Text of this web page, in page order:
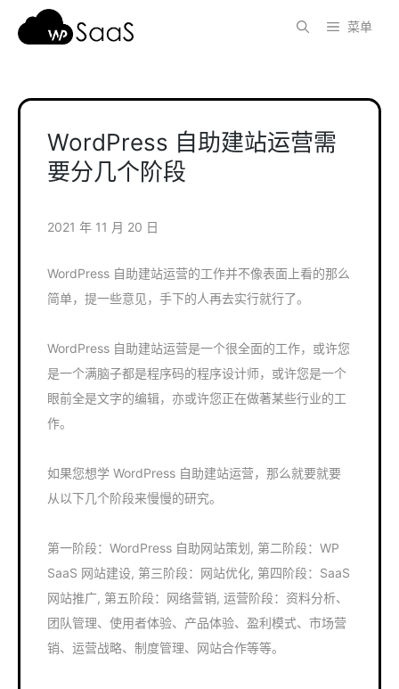
菜单
WordPress 自助建站运营需
要分几个阶段
2021 年 11 月 20 日
WordPress 自助建站运营的工作并不像表面上看的那么
简单，提一些意见，手下的人再去实行就行了。
WordPress 自助建站运营是一个很全面的工作，或许您
是一个满脑子都是程序码的程序设计师，或许您是一个
眼前全是文字的编辑，亦或许您正在做著某些行业的工
作。
如果您想学 WordPress 自助建站运营，那么就要就要
从以下几个阶段来慢慢的研究。
第一阶段：WordPress 自助网站策划, 第二阶段：WP
SaaS 网站建设, 第三阶段：网站优化, 第四阶段：SaaS
网站推广, 第五阶段：网络营销, 运营阶段：资料分析、
团队管理、使用者体验、产品体验、盈利模式、市场营
销、运营战略、制度管理、网站合作等等。